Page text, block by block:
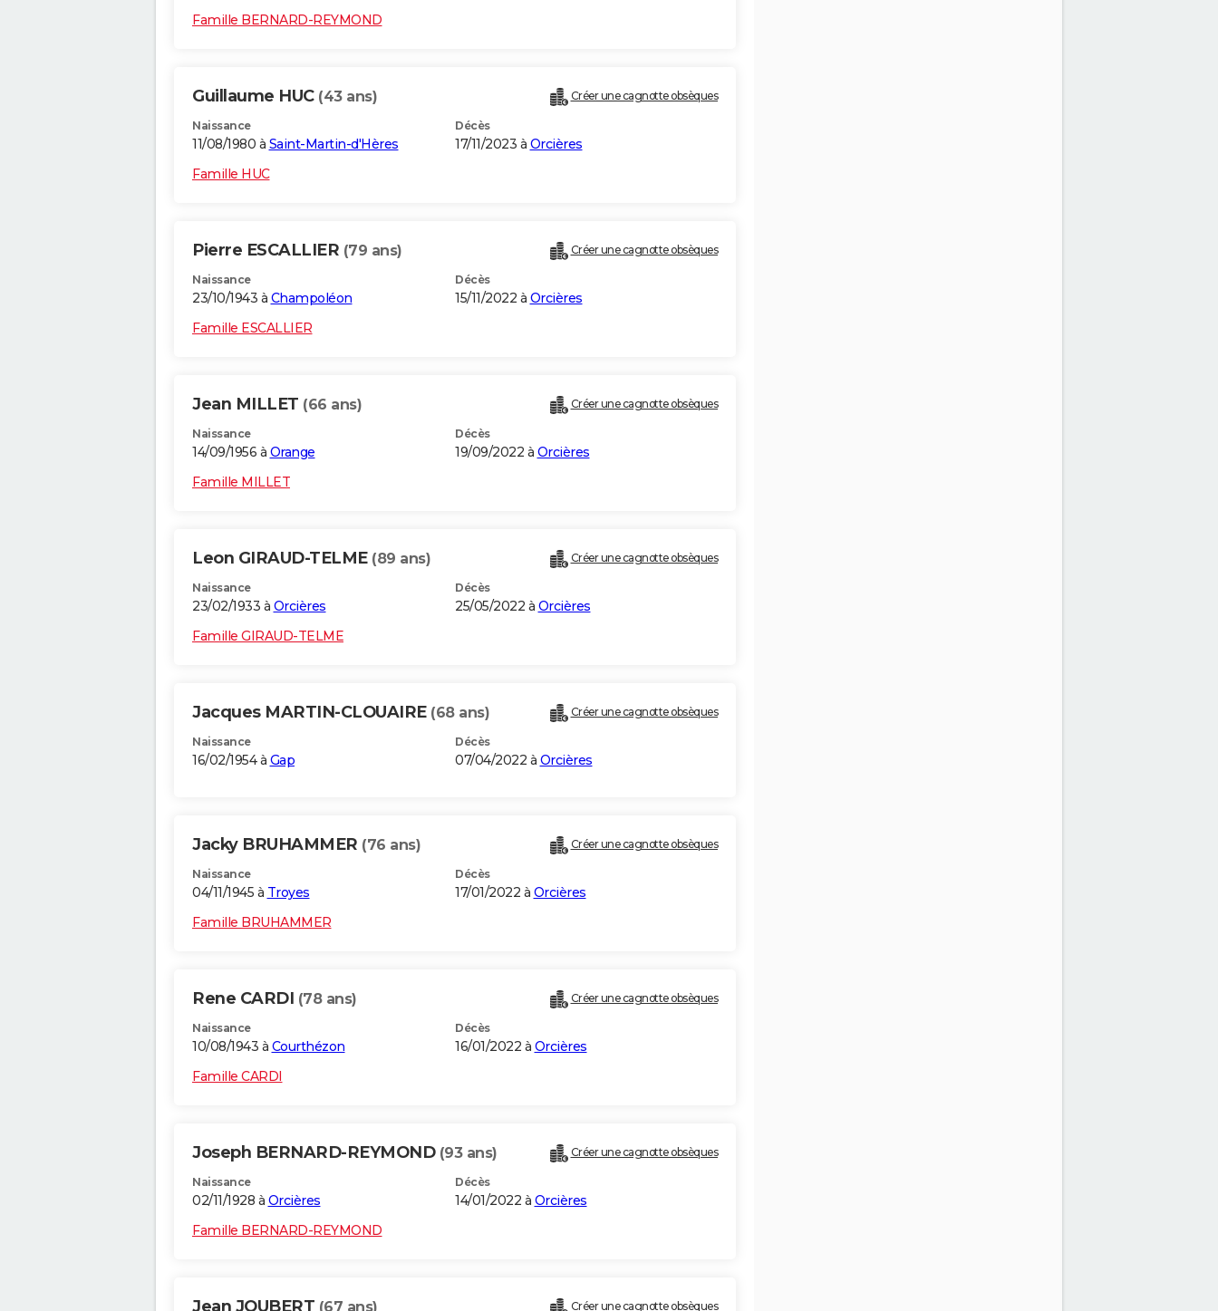
Famille BERNARD-REYMOND
Guillaume HUC (43 ans) Créer une cagnotte obsèques
Naissance
11/08/1980 à Saint-Martin-d'Hères
Décès
17/11/2023 à Orcières
Famille HUC
Pierre ESCALLIER (79 ans) Créer une cagnotte obsèques
Naissance
23/10/1943 à Champoléon
Décès
15/11/2022 à Orcières
Famille ESCALLIER
Jean MILLET (66 ans) Créer une cagnotte obsèques
Naissance
14/09/1956 à Orange
Décès
19/09/2022 à Orcières
Famille MILLET
Leon GIRAUD-TELME (89 ans) Créer une cagnotte obsèques
Naissance
23/02/1933 à Orcières
Décès
25/05/2022 à Orcières
Famille GIRAUD-TELME
Jacques MARTIN-CLOUAIRE (68 ans) Créer une cagnotte obsèques
Naissance
16/02/1954 à Gap
Décès
07/04/2022 à Orcières
Jacky BRUHAMMER (76 ans) Créer une cagnotte obsèques
Naissance
04/11/1945 à Troyes
Décès
17/01/2022 à Orcières
Famille BRUHAMMER
Rene CARDI (78 ans) Créer une cagnotte obsèques
Naissance
10/08/1943 à Courthézon
Décès
16/01/2022 à Orcières
Famille CARDI
Joseph BERNARD-REYMOND (93 ans) Créer une cagnotte obsèques
Naissance
02/11/1928 à Orcières
Décès
14/01/2022 à Orcières
Famille BERNARD-REYMOND
Jean JOUBERT (67 ans) Créer une cagnotte obsèques